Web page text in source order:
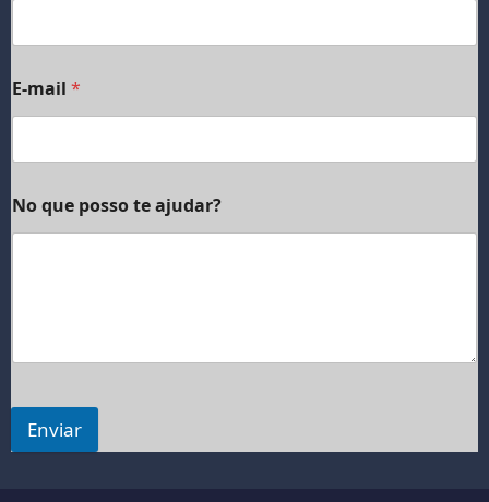
E-mail *
No que posso te ajudar?
Enviar